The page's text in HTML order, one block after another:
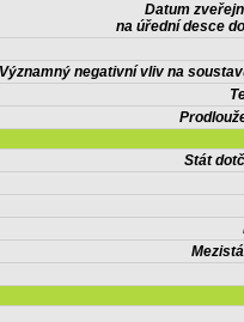
Datum
na úřední desce
Významný negativní vliv na
Stát